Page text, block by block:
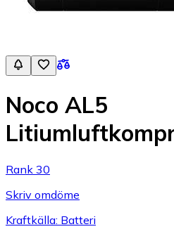
Noco AL5
Rank 30
Skriv omdöme
Kraftkälla: Batteri